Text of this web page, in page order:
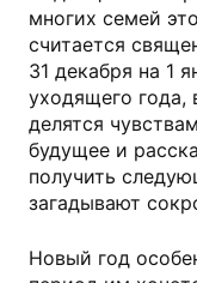
многих семей
считается
31 декабря на 1
уходящего
делятся
будущее и
получить
загадывают
Новый год